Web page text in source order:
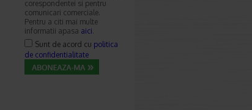
corespondentei si pentru
comunicari comerciale.
Pentru a citi mai multe
informatii apasa aici.
Sunt de acord cu politica
de confidentialitate